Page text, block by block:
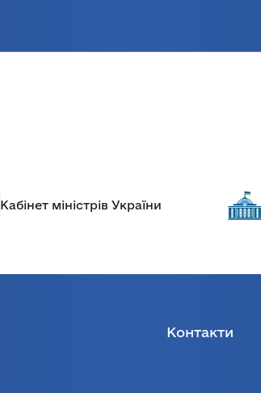
Кабінет міністрів України
Контакти